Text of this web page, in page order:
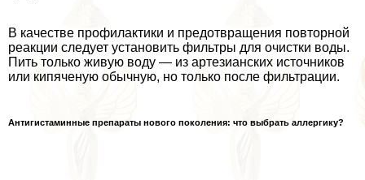
В качестве профилактики и предотвращения повторной
реакции следует установить фильтры для очистки воды.
Пить только живую воду — из артезианских источников
или кипяченую обычную, но только после фильтрации.
Антигистаминные препараты нового поколения: что выбрать аллергику?